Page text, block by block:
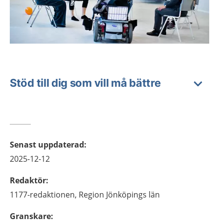
Stöd till dig som vill må bättre
Senast uppdaterad:
2025-12-12
Redaktör:
1177-redaktionen, Region Jönköpings län
Granskare: